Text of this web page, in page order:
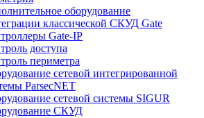
оборудование
классической СКУД Gate
Gate-IP
доступа
периметра
сетевой интегрированной
ParsecNET
сетевой системы SIGUR
СКУД